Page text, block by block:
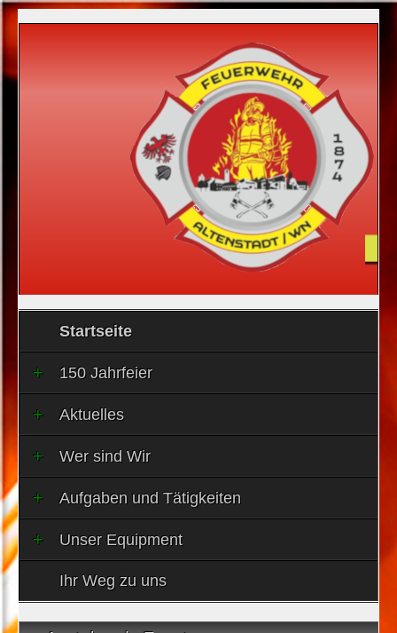
Startseite
150 Jahrfeier
Aktuelles
Wer sind Wir
Aufgaben und Tätigkeiten
Unser Equipment
Ihr Weg zu uns